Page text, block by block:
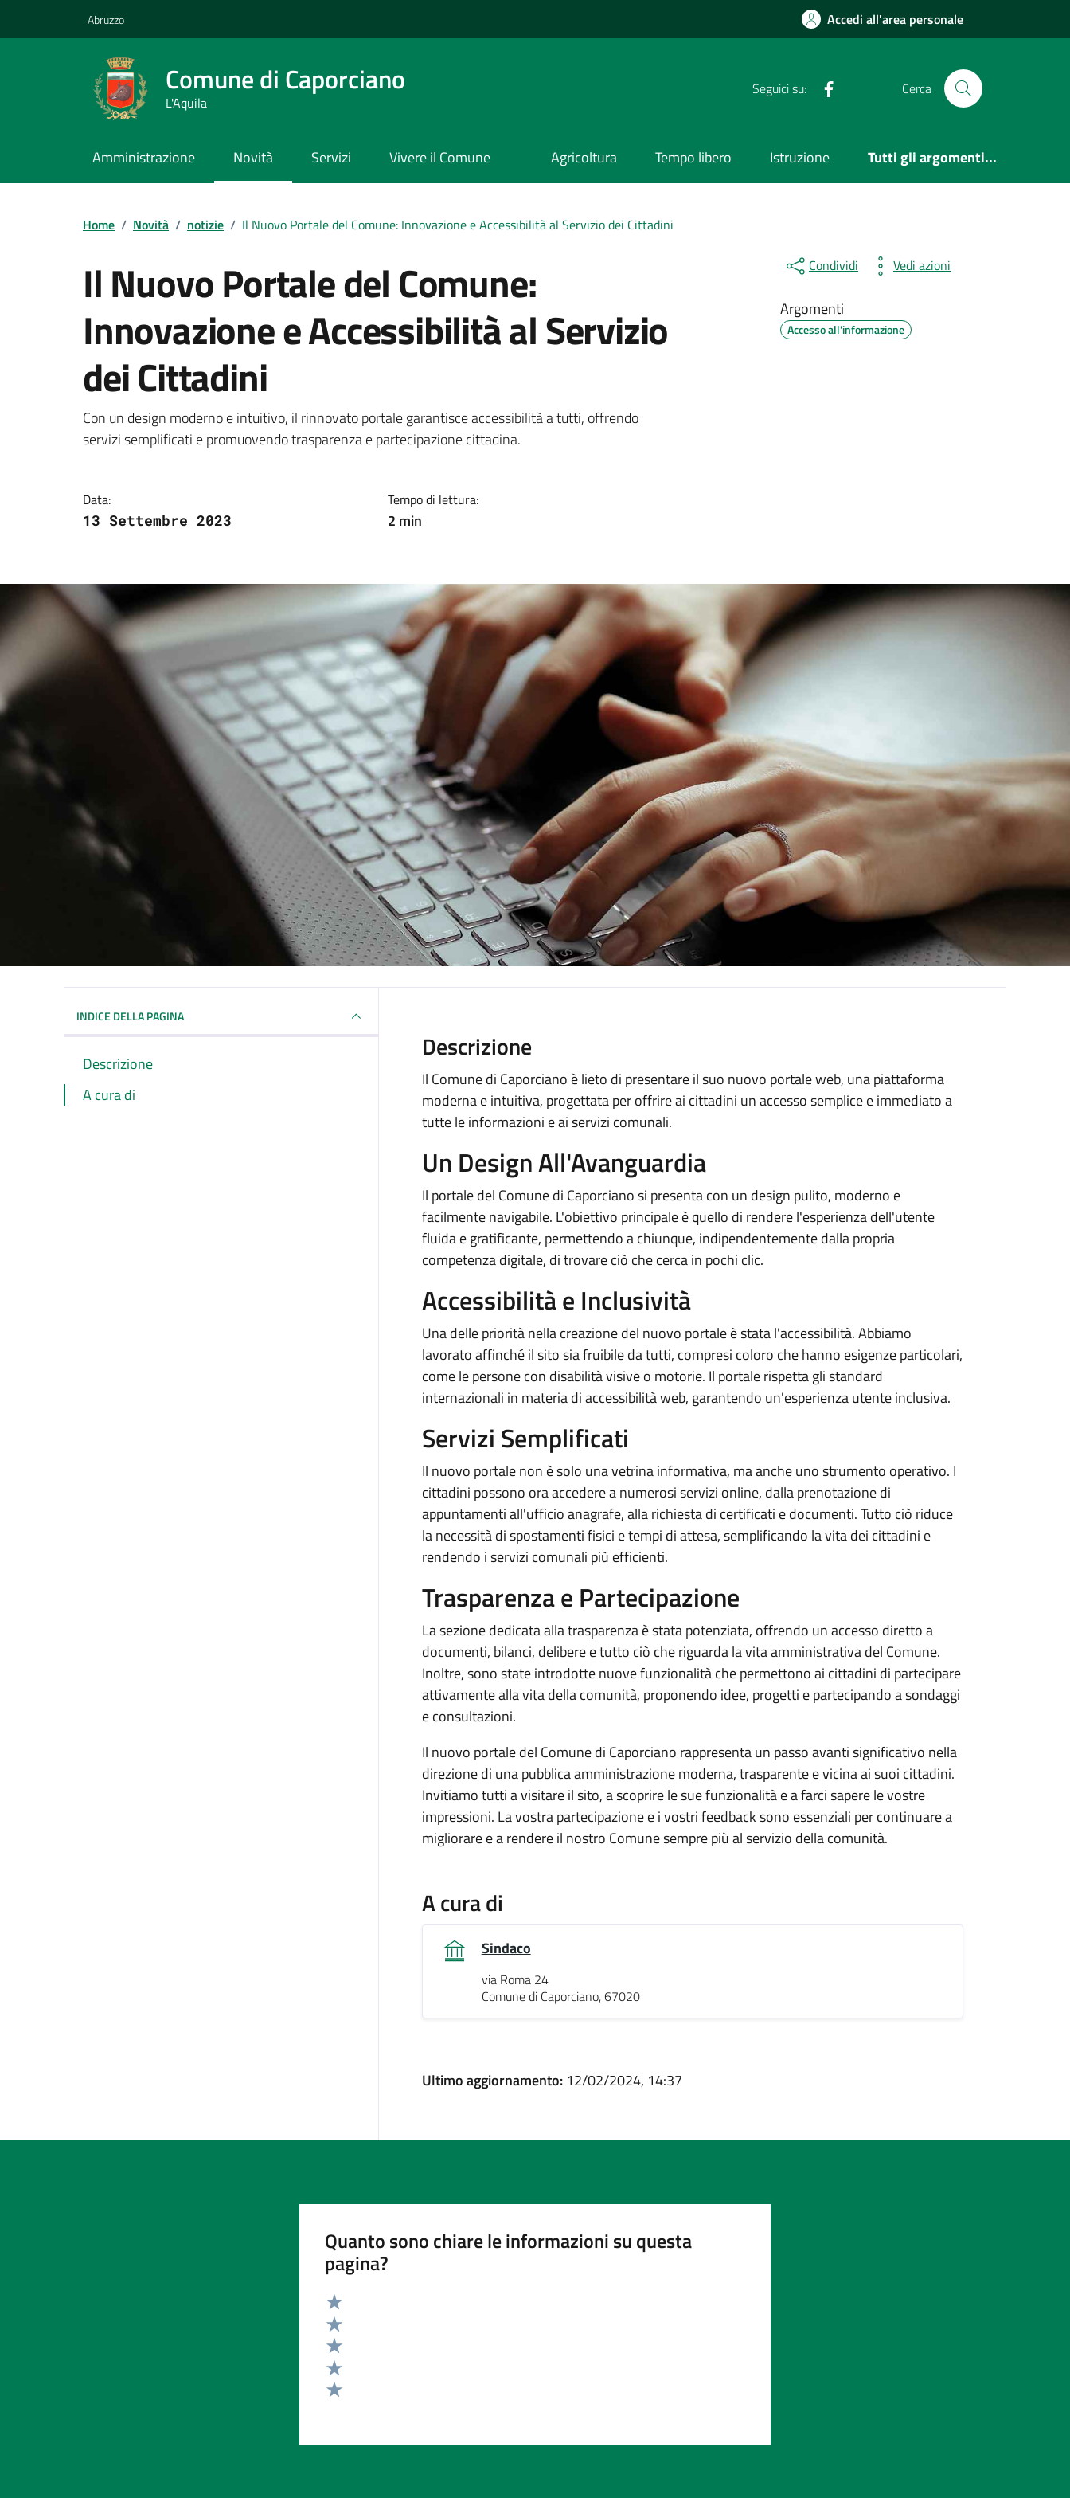
Abruzzo Accedi all'area personale
Comune di Caporciano
L'Aquila
Seguici su: Cerca
Amministrazione Novità Servizi Vivere il Comune Agricoltura Tempo libero Istruzione Tutti gli argomenti...
Home / Novità / notizie / Il Nuovo Portale del Comune: Innovazione e Accessibilità al Servizio dei Cittadini
Il Nuovo Portale del Comune:
Innovazione e Accessibilità al Servizio
dei Cittadini
Dettagli della notizia
Con un design moderno e intuitivo, il rinnovato portale garantisce accessibilità a tutti, offrendo
servizi semplificati e promuovendo trasparenza e partecipazione cittadina.
Data:
13 Settembre 2023
Tempo di lettura:
2 min
Condividi Vedi azioni
Argomenti
Accesso all'informazione
INDICE DELLA PAGINA
Descrizione
A cura di
Descrizione
Il Comune di Caporciano è lieto di presentare il suo nuovo portale web, una piattaforma
moderna e intuitiva, progettata per offrire ai cittadini un accesso semplice e immediato a
tutte le informazioni e ai servizi comunali.
Un Design All'Avanguardia
Il portale del Comune di Caporciano si presenta con un design pulito, moderno e
facilmente navigabile. L'obiettivo principale è quello di rendere l'esperienza dell'utente
fluida e gratificante, permettendo a chiunque, indipendentemente dalla propria
competenza digitale, di trovare ciò che cerca in pochi clic.
Accessibilità e Inclusività
Una delle priorità nella creazione del nuovo portale è stata l'accessibilità. Abbiamo
lavorato affinché il sito sia fruibile da tutti, compresi coloro che hanno esigenze particolari,
come le persone con disabilità visive o motorie. Il portale rispetta gli standard
internazionali in materia di accessibilità web, garantendo un'esperienza utente inclusiva.
Servizi Semplificati
Il nuovo portale non è solo una vetrina informativa, ma anche uno strumento operativo. I
cittadini possono ora accedere a numerosi servizi online, dalla prenotazione di
appuntamenti all'ufficio anagrafe, alla richiesta di certificati e documenti. Tutto ciò riduce
la necessità di spostamenti fisici e tempi di attesa, semplificando la vita dei cittadini e
rendendo i servizi comunali più efficienti.
Trasparenza e Partecipazione
La sezione dedicata alla trasparenza è stata potenziata, offrendo un accesso diretto a
documenti, bilanci, delibere e tutto ciò che riguarda la vita amministrativa del Comune.
Inoltre, sono state introdotte nuove funzionalità che permettono ai cittadini di partecipare
attivamente alla vita della comunità, proponendo idee, progetti e partecipando a sondaggi
e consultazioni.
Il nuovo portale del Comune di Caporciano rappresenta un passo avanti significativo nella
direzione di una pubblica amministrazione moderna, trasparente e vicina ai suoi cittadini.
Invitiamo tutti a visitare il sito, a scoprire le sue funzionalità e a farci sapere le vostre
impressioni. La vostra partecipazione e i vostri feedback sono essenziali per continuare a
migliorare e a rendere il nostro Comune sempre più al servizio della comunità.
A cura di
Sindaco
via Roma 24
Comune di Caporciano, 67020
Ultimo aggiornamento: 12/02/2024, 14:37
Quanto sono chiare le informazioni su questa
pagina?
Valuta 5 stelle su 5
Valuta 4 stelle su 5
Valuta 3 stelle su 5
Valuta 2 stelle su 5